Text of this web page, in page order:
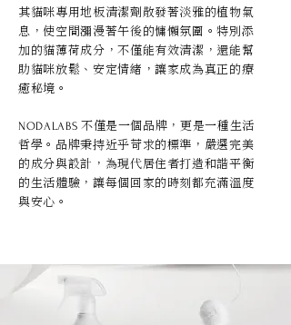
其貓咪專用地板清潔劑散發著淡雅的植物氣
息，使空間瀰漫著午後的慵懶氛圍。特別添
加的貓薄荷成分，不僅能有效清潔，還能幫
助貓咪放鬆、安定情緒，讓家成為真正的療
癒秘境。
NODALABS 不僅是一個品牌，更是一種生活
哲學。品牌秉持近乎苛求的標準，嚴選完美
的成分與設計，為現代居住者打造和諧平衡
的生活體驗，讓每個回家的時刻都充滿溫度
與安心。